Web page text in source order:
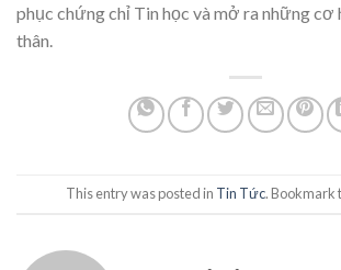
phục chứng chỉ Tin học và mở ra những cơ
thân.
This entry was posted in Tin Tức. Bookmark